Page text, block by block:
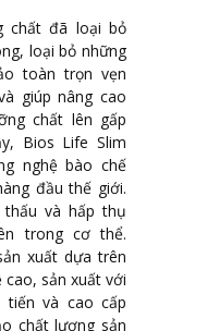
chất đã loại bỏ
loại bỏ những
toàn trọn vẹn
giúp nâng cao
chất lên gấp
Bios Life Slim
nghệ bào chế
đầu thế giới.
thấu và hấp thụ
trong cơ thể.
xuất dựa trên
cao, sản xuất với
và cao cấp
chất lượng sản